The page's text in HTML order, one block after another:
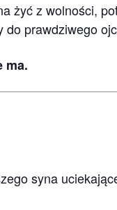
żyć z wolności,
prawdziwego
ma.
syna